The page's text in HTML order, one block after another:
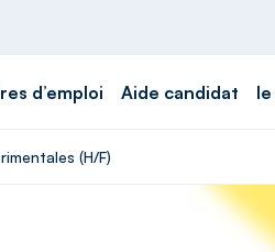
d’emploi Aide candidat
(H/F)